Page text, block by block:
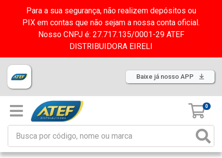
Para a sua segurança, não realizem depósitos ou
PIX em contas que não sejam a nossa conta oficial.
Nosso CNPJ é: 27.717.135/0001-29 ATEF
DISTRIBUIDORA EIRELI
Baixe já nosso APP
0